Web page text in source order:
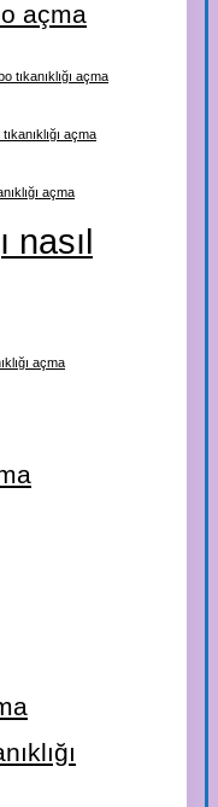
açma
tıkanıklığı açma
açma
açma
nasıl
açma